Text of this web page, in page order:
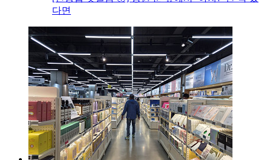
다면